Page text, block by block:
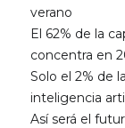
verano
El 62% de la
concentra en
Solo el 2% de
inteligencia
Así será el